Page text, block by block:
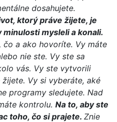
dosahujete.
ktorý práve žijete, je
mysleli a konali.
a ako hovoríte. Vy máte
nie ste. Vy ste sa
vás. Vy ste vytvorili
Vy si vyberáte, aké
programy sledujete. Nad
kontrolu. Na to, aby ste
toho, čo si prajete. Znie